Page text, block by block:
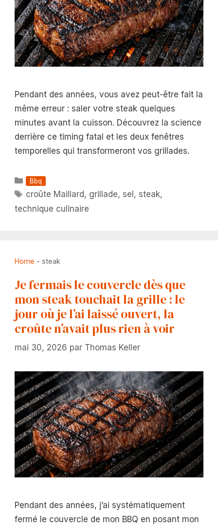
Pendant des années, vous avez peut-être fait la
même erreur : saler votre steak quelques
minutes avant la cuisson. Découvrez la science
derrière ce timing fatal et les deux fenêtres
temporelles qui transformeront vos grillades.
Catégories
Bbq
Étiquettes
croûte Maillard, grillade, sel, steak,
technique culinaire
Home - steak
Je fermais le couvercle dès que
mon steak touchait la grille : le
jour où je l’ai laissé ouvert, la
croûte n’avait plus rien à voir
mai 30, 2026 par Thomas Keller
Pendant des années, j’ai systématiquement
fermé le couvercle de mon BBQ en posant mon